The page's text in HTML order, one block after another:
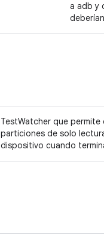
a adb y
TestWatcher que permite
particiones de solo
dispositivo cuando